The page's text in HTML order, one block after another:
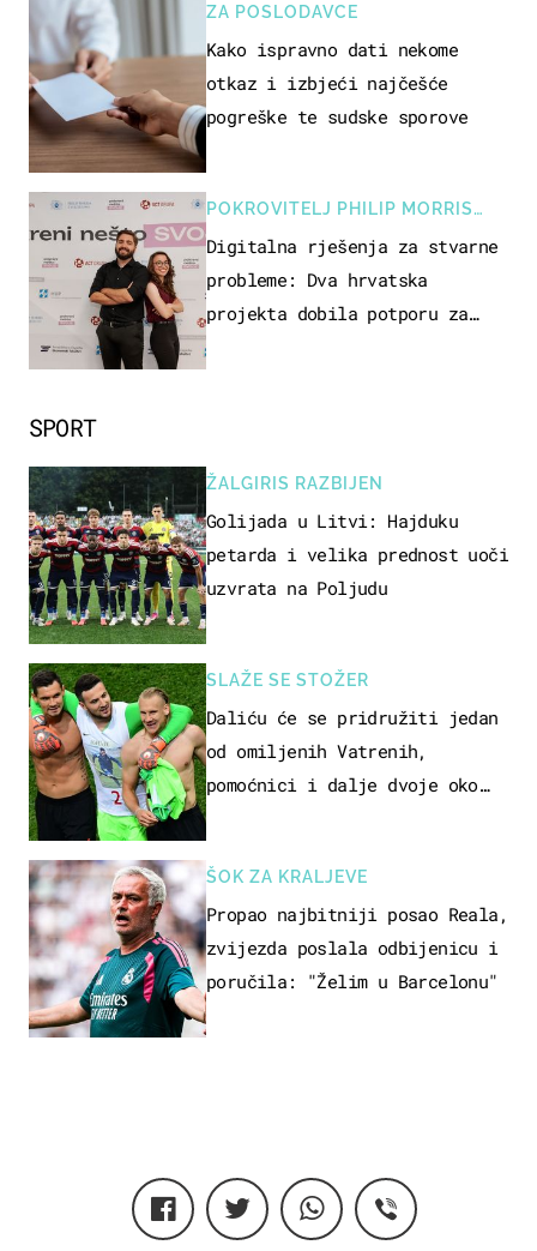
SPORT
ŽALGIRIS RAZBIJEN
Golijada u Litvi: Hajduku
petarda i velika prednost uoči
uzvrata na Poljudu
SLAŽE SE STOŽER
Daliću će se pridružiti jedan
od omiljenih Vatrenih,
pomoćnici i dalje dvoje oko
ŠOK ZA KRALJEVE
Propao najbitniji posao Reala,
zvijezda poslala odbijenicu i
poručila: "Želim u Barcelonu"
ZA POSLODAVCE
Kako ispravno dati nekome
otkaz i izbjeći najčešće
pogreške te sudske sporove
POKROVITELJ PHILIP MORRIS
ZAGREB
Digitalna rješenja za stvarne
probleme: Dva hrvatska
projekta dobila potporu za